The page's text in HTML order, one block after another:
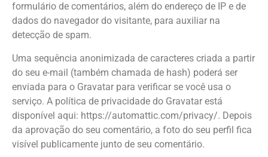
formulário de comentários, além do endereço de IP e de
dados do navegador do visitante, para auxiliar na
detecção de spam.
Uma sequência anonimizada de caracteres criada a partir
do seu e-mail (também chamada de hash) poderá ser
enviada para o Gravatar para verificar se você usa o
serviço. A política de privacidade do Gravatar está
disponível aqui: https://automattic.com/privacy/. Depois
da aprovação do seu comentário, a foto do seu perfil fica
visível publicamente junto de seu comentário.